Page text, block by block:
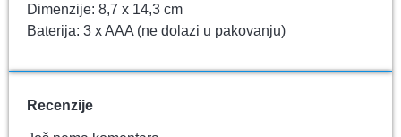
Dimenzije: 8,7 x 14,3 cm
Baterija: 3 x AAA (ne dolazi u pakovanju)
Recenzije